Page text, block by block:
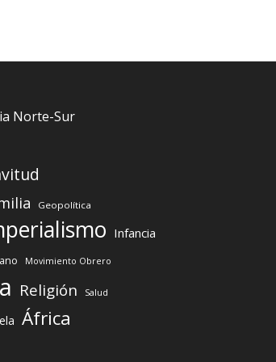
Norte-Sur
Geopolítica
Infancia
Movimiento Obrero
Religión Salud
África